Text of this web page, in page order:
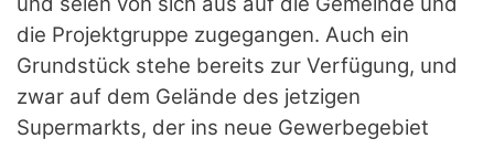
die Projektgruppe zugegangen. Auch ein
Grundstück stehe bereits zur Verfügung, und
zwar auf dem Gelände des jetzigen
Supermarkts, der ins neue Gewerbegebiet